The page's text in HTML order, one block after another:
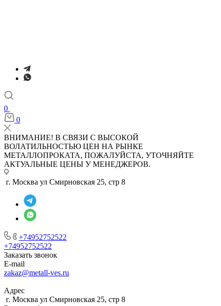
0
0
ВНИМАНИЕ! В СВЯЗИ С ВЫСОКОЙ
ВОЛАТИЛЬНОСТЬЮ ЦЕН НА РЫНКЕ
МЕТАЛЛОПРОКАТА, ПОЖАЛУЙСТА, УТОЧНЯЙТЕ
АКТУАЛЬНЫЕ ЦЕНЫ У МЕНЕДЖЕРОВ.
г. Москва ул Смирновская 25, стр 8
+74952752522
+74952752522
Заказать звонок
E-mail
zakaz@metall-ves.ru
Адрес
г. Москва ул Смирновская 25, стр 8